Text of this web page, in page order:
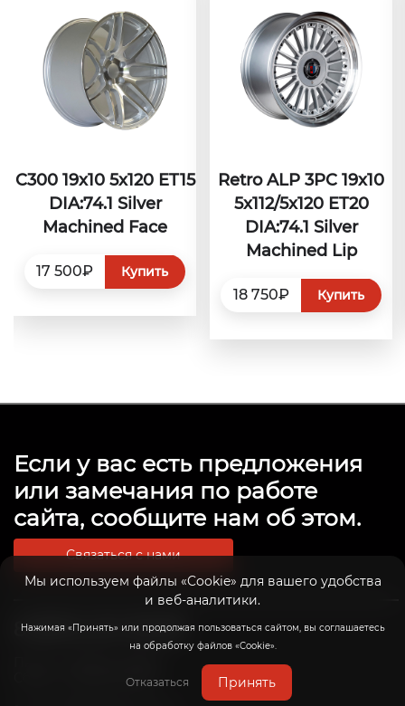
C300 19x10 5x120 ET15
DIA:74.1 Silver
Machined Face
17 500₽ Купить
Retro ALP 3PC 19x10
5x112/5x120 ET20
DIA:74.1 Silver
Machined Lip
18 750₽ Купить
Мы используем файлы «Cookie» для вашего удобства
и веб-аналитики.
Нажимая «Принять» или продолжая пользоваться сайтом, вы соглашаетесь
на обработку файлов «Cookie».
Отказаться Принять
Если у вас есть предложения
или замечания по работе
сайта, сообщите нам об этом.
Связаться с нами
8 (800) 201-39-98
Сб-Вс: с 10:00 до 19:00